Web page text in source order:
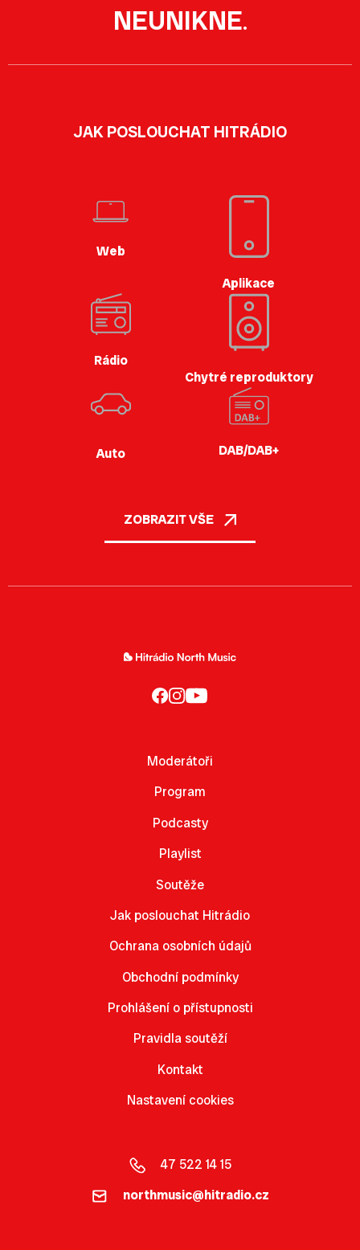
NEUNIKNE.
JAK POSLOUCHAT HITRÁDIO
Web
Aplikace
Rádio
Chytré reproduktory
Auto DAB/DAB+
ZOBRAZIT VŠE
Moderátoři
Program
Podcasty
Playlist
Soutěže
Jak poslouchat Hitrádio
Ochrana osobních údajů
Obchodní podmínky
Prohlášení o přístupnosti
Pravidla soutěží
Kontakt
Nastavení cookies
47 522 14 15
northmusic@hitradio.cz